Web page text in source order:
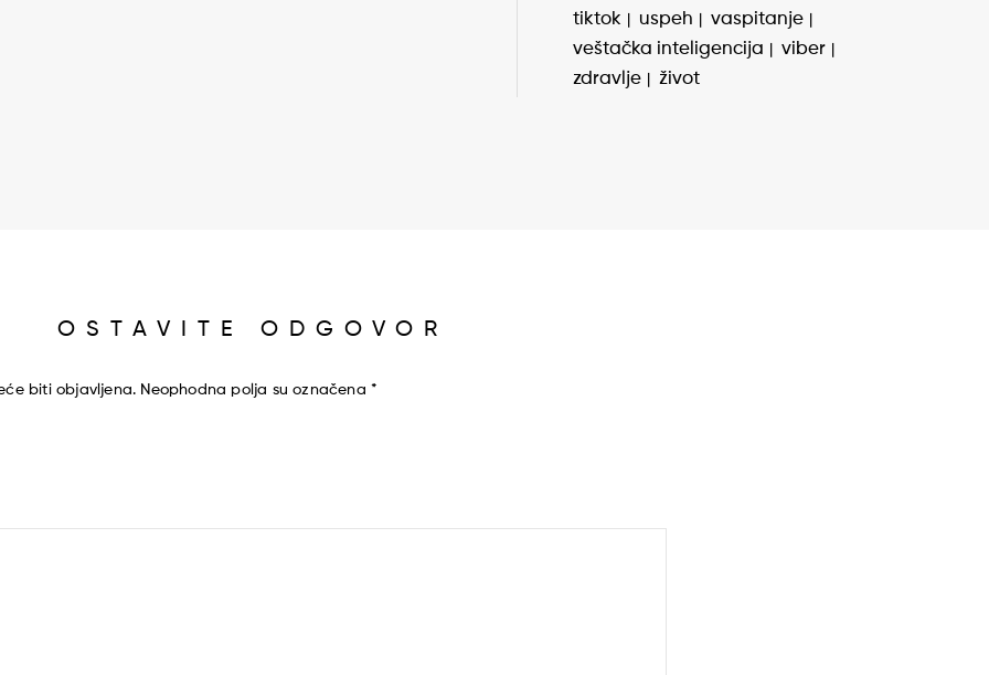
tiktok
uspeh
vaspitanje
veštačka inteligencija
viber
zdravlje
život
OSTAVITE ODGOVOR
biti objavljena. Neophodna polja su označena*